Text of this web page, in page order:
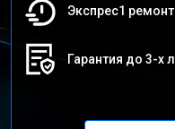
Экспрес1
Гарантия до 3-х